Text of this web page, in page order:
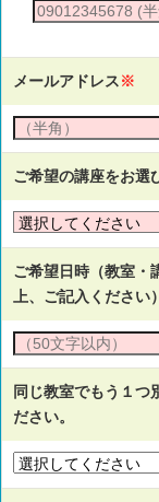
メールアドレス※
ご希望の講座をお選
ご希望日時（教室・
上、ご記入ください）
同じ教室でもう１つ
ださい。